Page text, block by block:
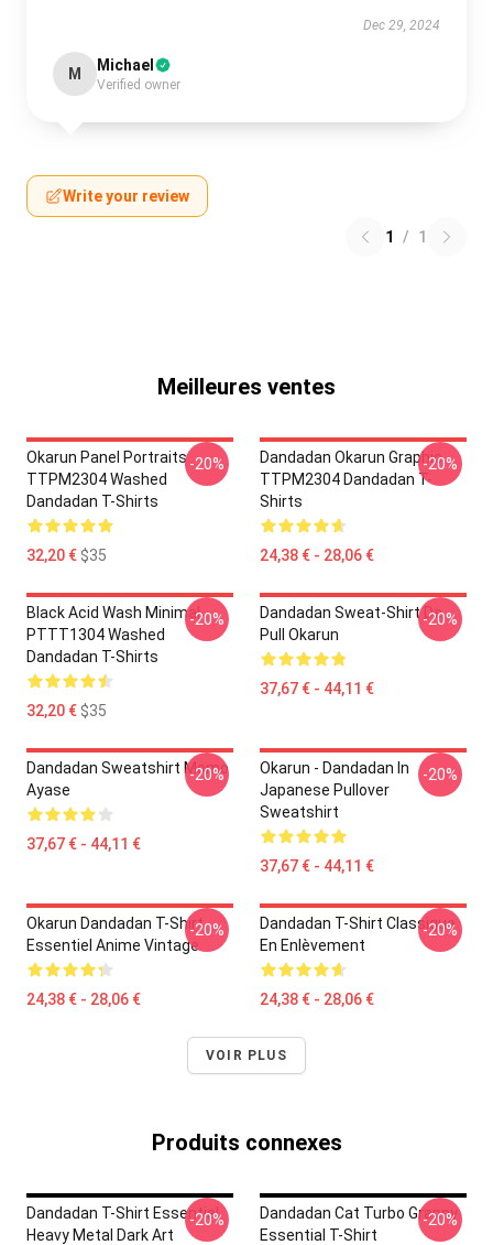
Dec 29, 2024
M Michael
Verified owner
Write your review
1 / 1
Meilleures ventes
Okarun Panel Portraits
TTPM2304 Washed
Dandadan T-Shirts
32,20 €$35
-20%
Dandadan Okarun Graphic
TTPM2304 Dandadan T-
Shirts
24,38 € - 28,06 €
-20%
Black Acid Wash Minimal
PTTT1304 Washed
Dandadan T-Shirts
32,20 €$35
-20%
Dandadan Sweat-Shirt De
Pull Okarun
37,67 € - 44,11 €
-20%
Dandadan Sweatshirt Momo
Ayase
37,67 € - 44,11 €
-20%
Okarun - Dandadan In
Japanese Pullover
Sweatshirt
37,67 € - 44,11 €
-20%
Okarun Dandadan T-Shirt
Essentiel Anime Vintage
24,38 € - 28,06 €
-20%
Dandadan T-Shirt Classique
En Enlèvement
24,38 € - 28,06 €
-20%
VOIR PLUS
Produits connexes
Dandadan T-Shirt Essential
Heavy Metal Dark Art
-20%
Dandadan Cat Turbo Granny
Essential T-Shirt
-20%